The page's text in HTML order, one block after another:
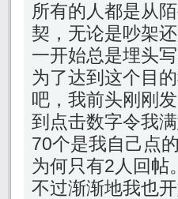
所有的人都是从
契，无论是吵架
一开始总是埋头
为了达到这个目
吧，我前头刚刚
到点击数字令我
70个是我自己点
为何只有2人回帖
不过渐渐地我也